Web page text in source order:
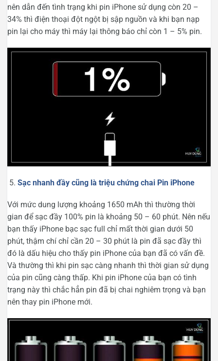
nên dẫn đến tình trạng khi pin iPhone sử dụng còn 20 –
34% thì điện thoại đột ngột bị sập nguồn và khi bạn nạp
pin lại cho máy thì máy lại thông báo chỉ còn 1 – 5% pin.
Sạc nhanh đầy cũng là triệu chứng chai Pin iPhone
Với mức dung lượng khoảng 1650 mAh thì thường thời
gian để sạc đầy 100% pin là khoảng 50 – 60 phút. Nên nếu
bạn thấy iPhone bạc sạc full chỉ mất thời gian dưới 50
phút, thậm chí chỉ cần 20 – 30 phút là pin đã sạc đầy thì
đó là dấu hiệu cho thấy pin iPhone của bạn đã có vấn đề.
Và thường thì khi pin sạc càng nhanh thì thời gian sử dụng
của pin cũng càng thấp. Khi pin iPhone của bạn có tình
trạng này thì chắc hẳn pin đã bị chai nghiêm trọng và bạn
nên thay pin iPhone mới.